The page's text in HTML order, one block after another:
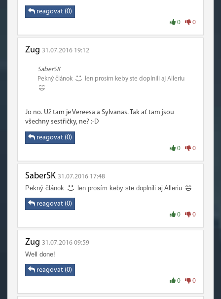
reagovat (0)
0 0
Zug 31.07.2016 19:12
SaberSK
Pekný článok
len prosím keby ste doplnili aj Alleriu
Jo no. Už tam je Vereesa a Sylvanas. Tak ať tam jsou
všechny sestřičky, ne? :-D
reagovat (0)
0 0
SaberSK 31.07.2016 17:48
Pekný článok len prosím keby ste doplnili aj Alleriu
reagovat (0)
0 0
Zug 31.07.2016 09:59
Well done!
reagovat (0)
0 0